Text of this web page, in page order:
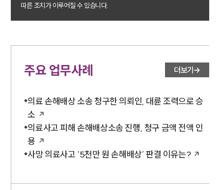
따른 조치가 이루어질 수 있습니다.
주요 업무사례 더보기
의료 손해배상 소송 청구한 의뢰인, 대륜 조력으로 승
소
의료사고 피해 손해배상소송 진행, 청구 금액 전액 인
용
사망 의료사고 ‘5천만 원 손해배상’ 판결 이유는?